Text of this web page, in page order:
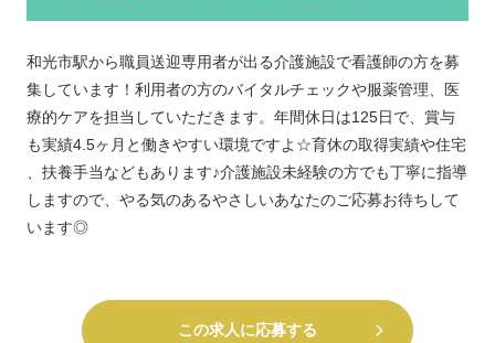
和光市駅から職員送迎専用者が出る介護施設で看護師の方を募
集しています！利用者の方のバイタルチェックや服薬管理、医
療的ケアを担当していただきます。年間休日は125日で、賞与
も実績4.5ヶ月と働きやすい環境ですよ☆育休の取得実績や住宅
、扶養手当などもあります♪介護施設未経験の方でも丁寧に指導
しますので、やる気のあるやさしいあなたのご応募お待ちして
います◎
この求人に応募する